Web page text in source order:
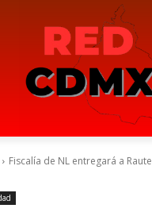
Fiscalía de NL entregará a